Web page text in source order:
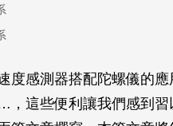
度感測器搭配陀螺儀的
這些便利讓我們感到